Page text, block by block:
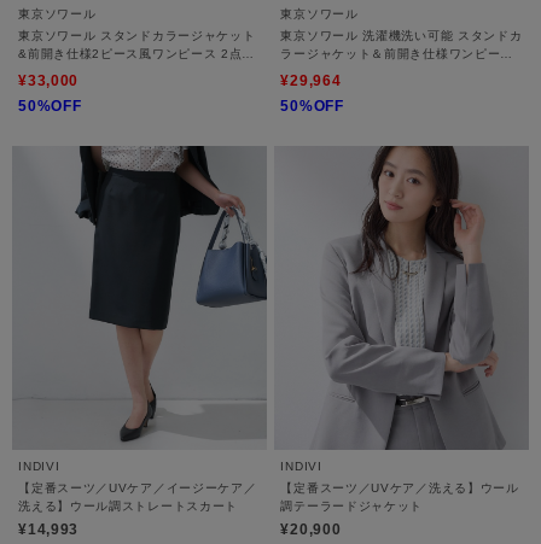
東京ソワール
東京ソワール スタンドカラージャケット
&前開き仕様2ピース風ワンピース 2点セ
ル】
¥33,000
50%OFF
東京ソワール
東京ソワール 洗濯機洗い可能 スタンドカ
ラージャケット＆前開き仕様ワンピース
マル・セレモニー・学校行事・卒入学
式・七五三】
¥29,964
50%OFF
INDIVI
【定番スーツ／UVケア／イージーケア／
洗える】ウール調ストレートスカート
¥14,993
INDIVI
【定番スーツ／UVケア／洗える】ウール
調テーラードジャケット
¥20,900